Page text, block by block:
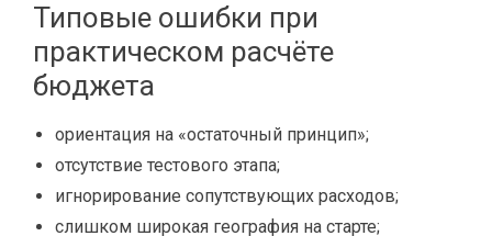
Типовые ошибки при
практическом расчёте
бюджета
ориентация на «остаточный принцип»;
отсутствие тестового этапа;
игнорирование сопутствующих расходов;
слишком широкая география на старте;